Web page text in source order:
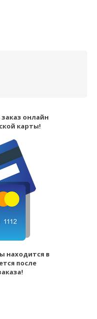
онлайн
карты!
находится в
после